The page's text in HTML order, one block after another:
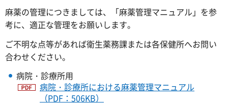
麻薬の管理につきましては、「麻薬管理マニュアル」を参
考に、適正な管理をお願いします。
ご不明な点等があれば衛生薬務課または各保健所へお問い
合わせください。
病院・診療所用
病院・診療所における麻薬管理マニュアル
（PDF：506KB）